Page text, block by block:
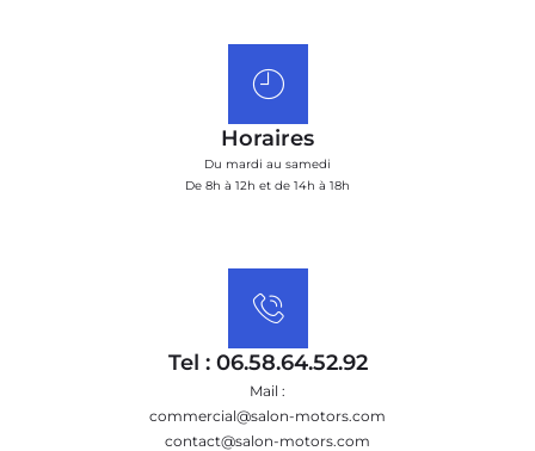
Horaires
Du mardi au samedi
De 8h à 12h et de 14h à 18h
Tel : 06.58.64.52.92
Mail :
commercial@salon-motors.com
contact@salon-motors.com